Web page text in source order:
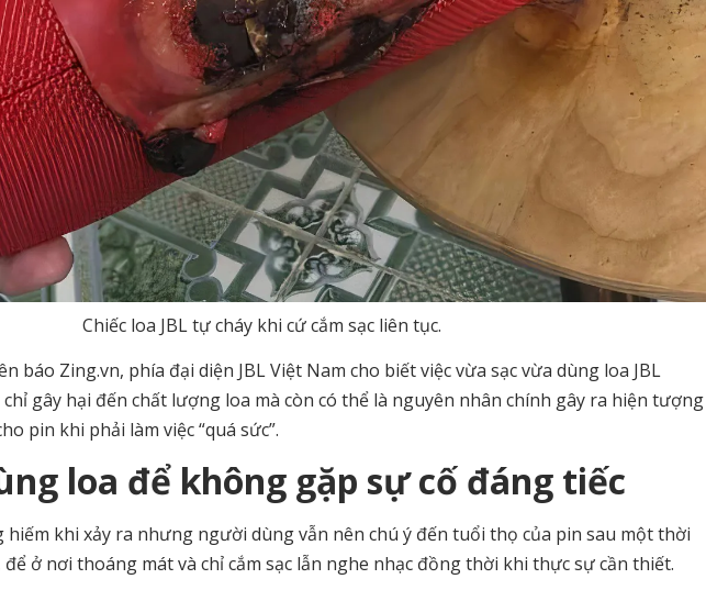
Chiếc loa JBL tự cháy khi cứ cắm sạc liên tục.
báo Zing.vn, phía đại diện JBL Việt Nam cho biết việc vừa sạc vừa dùng loa JBL
gây hại đến chất lượng loa mà còn có thể là nguyên nhân chính gây ra hiện tượng
pin khi phải làm việc “quá sức”.
loa để không gặp sự cố đáng tiếc
hiếm khi xảy ra nhưng người dùng vẫn nên chú ý đến tuổi thọ của pin sau một thời
ở nơi thoáng mát và chỉ cắm sạc lẫn nghe nhạc đồng thời khi thực sự cần thiết.